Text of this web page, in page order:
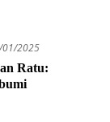
01/2025
Ratu: